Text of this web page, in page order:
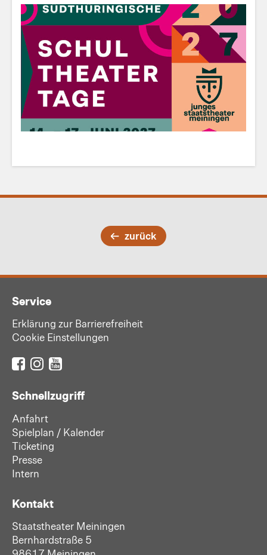
zurück
Service
Erklärung zur Barrierefreiheit
Cookie Einstellungen
Schnellzugriff
Anfahrt
Spielplan / Kalender
Ticketing
Presse
Intern
Kontakt
Staatstheater Meiningen
Bernhardstraße 5